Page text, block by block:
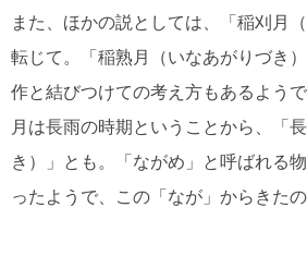
また、ほかの説としては、「稲刈月
転じて。「稲熟月（いなあがりづき
作と結びつけての考え方もあるよう
月は長雨の時期ということから、「
き）」とも。「ながめ」と呼ばれる
ったようで、この「なが」からきた